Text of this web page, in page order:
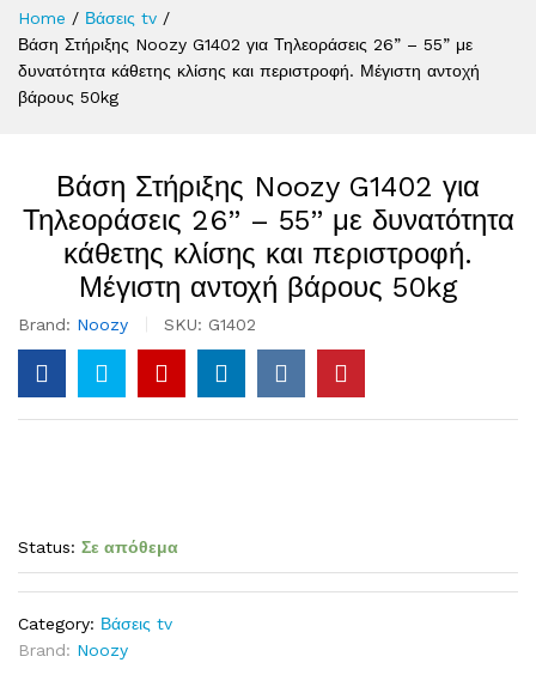
Home / Βάσεις tv /
Βάση Στήριξης Noozy G1402 για Τηλεοράσεις 26” – 55” με
δυνατότητα κάθετης κλίσης και περιστροφή. Μέγιστη αντοχή
βάρους 50kg
Βάση Στήριξης Noozy G1402 για
Τηλεοράσεις 26” – 55” με δυνατότητα
κάθετης κλίσης και περιστροφή.
Μέγιστη αντοχή βάρους 50kg
Brand: Noozy SKU: G1402
Status: Σε απόθεμα
Category: Βάσεις tv
Brand: Noozy